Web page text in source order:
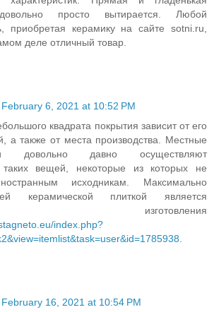
просто вытирается. Любой
приобретая керамику на сайте sotni.ru,
деле отличный товар.
February 6, 2021 at 10:52 PM
квадрата покрытия зависит от его
а также от места производства. Местные
довольно давно осуществляют
таких вещей, некоторые из которых не
исходникам. Максимально
керамической плиткой является
изготовления
index.php?
February 16, 2021 at 10:54 PM